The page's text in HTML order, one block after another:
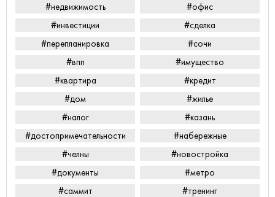
#недвижимость
#офис
#инвестиции
#сделка
#перепланировка
#сочи
#впп
#имущество
#квартира
#кредит
#дом
#жилье
#налог
#казань
#достопримечательности
#набережные
#челны
#новостройка
#документы
#метро
#саммит
#тренинг